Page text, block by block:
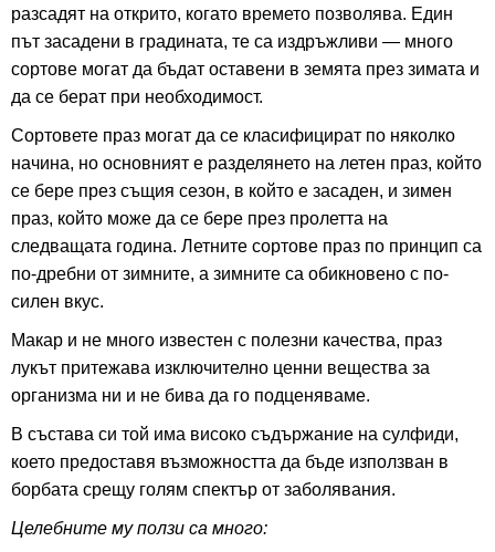
разсадят на открито, когато времето позволява. Един
път засадени в градината, те са издръжливи — много
сортове могат да бъдат оставени в земята през зимата и
да се берат при необходимост.
Сортовете праз могат да се класифицират по няколко
начина, но основният е разделянето на летен праз, който
се бере през същия сезон, в който е засаден, и зимен
праз, който може да се бере през пролетта на
следващата година. Летните сортове праз по принцип са
по-дребни от зимните, а зимните са обикновено с по-
силен вкус.
Макар и не много известен с полезни качества, праз
лукът притежава изключително ценни вещества за
организма ни и не бива да го подценяваме.
В състава си той има високо съдържание на сулфиди,
което предоставя възможността да бъде използван в
борбата срещу голям спектър от заболявания.
Целебните му ползи са много: